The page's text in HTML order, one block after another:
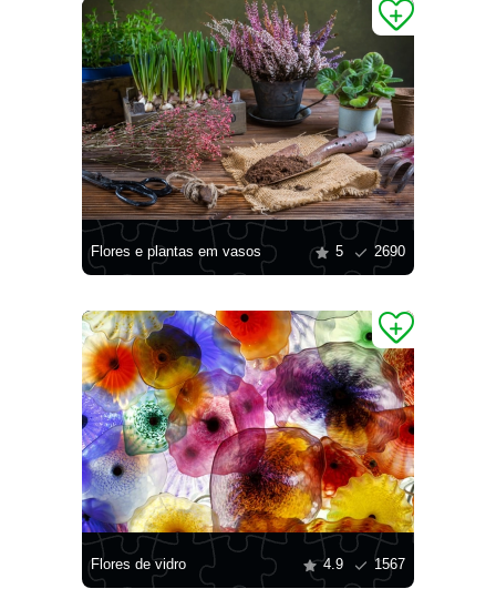
Flores e plantas em vasos 5 2690
Flores de vidro 4.9 1567